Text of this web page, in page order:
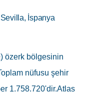
İspanya
) özerk bölgesinin
nüfusu şehir
1.758.720'dir.Atlas